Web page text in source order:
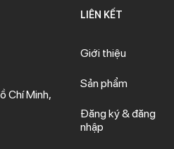
Chí Minh,
LIÊN KẾT
Giới thiệu
Sản phẩm
Đăng ký & đăng
nhập